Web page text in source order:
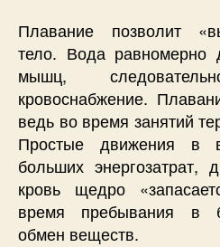
Плавание позволит
тело. Вода равномерно
мышц,
кровоснабжение.
ведь во время занятий
Простые движения в
больших энергозатрат,
кровь щедро
время пребывания в
обмен веществ.